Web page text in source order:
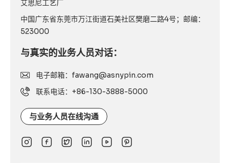
艾思尼工艺厂
中国广东省东莞市万江街道石美社区樊磨二路4号；邮编：
523000
与真实的业务人员对话：
电子邮箱：fawang@asnypin.com
联系电话：+86-130-3888-5000
与业务人员在线沟通